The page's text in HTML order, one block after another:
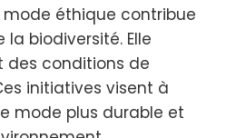
mode éthique contribue
biodiversité. Elle
conditions de
initiatives visent à
mode plus durable et